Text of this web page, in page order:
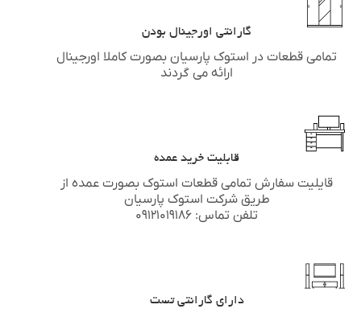
گارانتی اورجینال بودن
تمامی قطعات در استوک پارسیان بصورت کاملا اورجینال
ارائه می گردند
قابلیت خرید عمده
قایلیت سفارش تمامی قطعات استوک بصورت عمده از
طریق شرکت استوک پارسیان
تلفن تماس: ۰۹۱۲۱۰۱۹۱۸۶
دارای گارانتی تست